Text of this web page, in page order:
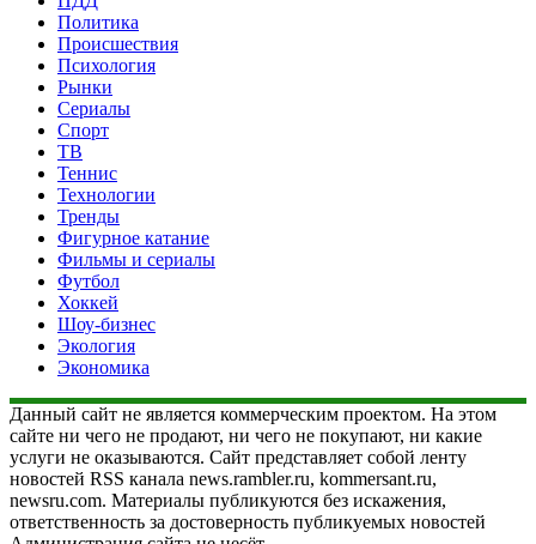
Политика
Происшествия
Психология
Рынки
Сериалы
Спорт
ТВ
Теннис
Технологии
Тренды
Фигурное катание
Фильмы и сериалы
Футбол
Хоккей
Шоу-бизнес
Экология
Экономика
Данный сайт не является коммерческим проектом. На этом
сайте ни чего не продают, ни чего не покупают, ни какие
услуги не оказываются. Сайт представляет собой ленту
новостей RSS канала news.rambler.ru, kommersant.ru,
newsru.com. Материалы публикуются без искажения,
ответственность за достоверность публикуемых новостей